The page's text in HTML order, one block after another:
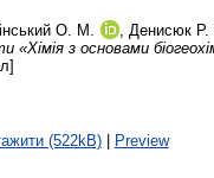
О. М. , Денисюк Р.
«Хімія з основами
(522kB)| Preview